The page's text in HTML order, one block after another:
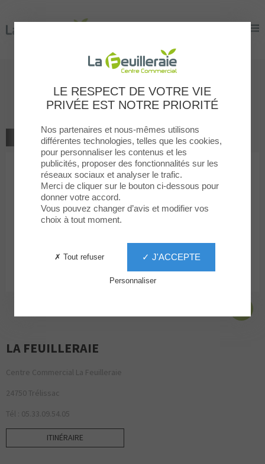
La Feuilleraie
Fontaine à eau
Service
TOUS LES SERVICES
LA FEUILLERAIE
Centre Commercial La Feuilleraie
24750 Trélissac
Tél : 05.33.09.54.05
ITINÉRAIRE
La Feuilleraie
LE RESPECT DE VOTRE VIE
PRIVÉE EST NOTRE PRIORITÉ
Nos partenaires et nous-mêmes utilisons
différentes technologies, telles que les cookies,
pour personnaliser les contenus et les
publicités, proposer des fonctionnalités sur les
réseaux sociaux et analyser le trafic.
Merci de cliquer sur le bouton ci-dessous pour
donner votre accord.
Vous pouvez changer d’avis et modifier vos
choix à tout moment.
✓ J'ACCEPTE
✗ Tout refuser
Personnaliser